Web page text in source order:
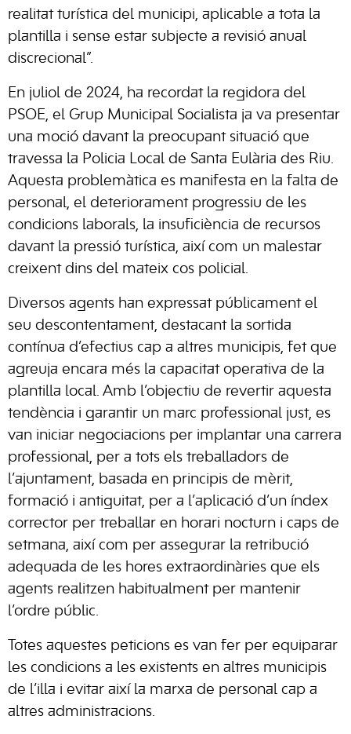
realitat turística del municipi, aplicable a tota la
plantilla i sense estar subjecte a revisió anual
discrecional”.
En juliol de 2024, ha recordat la regidora del
PSOE, el Grup Municipal Socialista ja va presentar
una moció davant la preocupant situació que
travessa la Policia Local de Santa Eulària des Riu.
Aquesta problemàtica es manifesta en la falta de
personal, el deteriorament progressiu de les
condicions laborals, la insuficiència de recursos
davant la pressió turística, així com un malestar
creixent dins del mateix cos policial.
Diversos agents han expressat públicament el
seu descontentament, destacant la sortida
contínua d’efectius cap a altres municipis, fet que
agreuja encara més la capacitat operativa de la
plantilla local. Amb l’objectiu de revertir aquesta
tendència i garantir un marc professional just, es
van iniciar negociacions per implantar una carrera
professional, per a tots els treballadors de
l’ajuntament, basada en principis de mèrit,
formació i antiguitat, per a l’aplicació d’un índex
corrector per treballar en horari nocturn i caps de
setmana, així com per assegurar la retribució
adequada de les hores extraordinàries que els
agents realitzen habitualment per mantenir
l’ordre públic.
Totes aquestes peticions es van fer per equiparar
les condicions a les existents en altres municipis
de l’illa i evitar així la marxa de personal cap a
altres administracions.